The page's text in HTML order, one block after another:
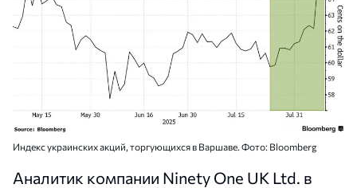
Индекс украинских акций, торгующихся в Варшаве. Фото: Bloomberg
Аналитик компании Ninety One UK Ltd. в